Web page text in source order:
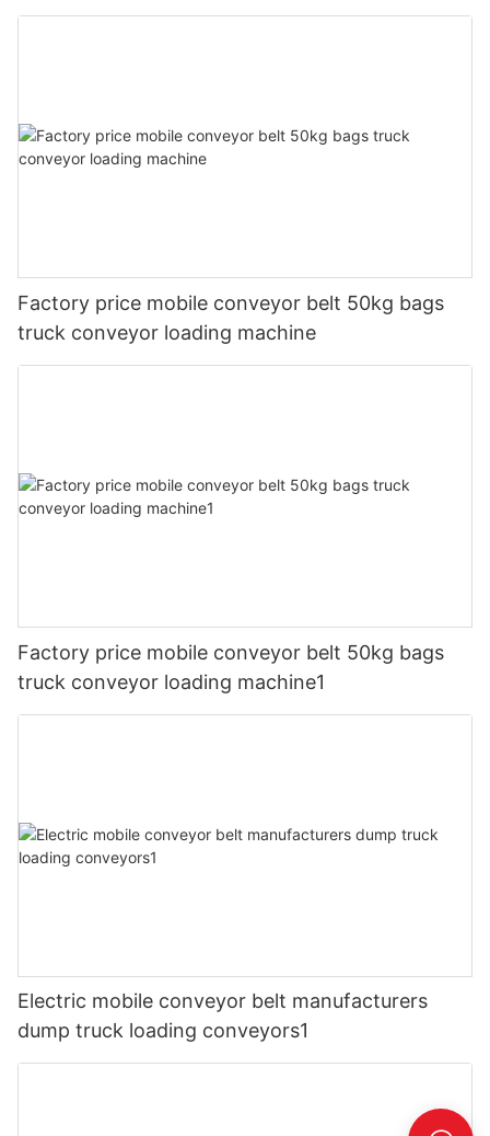
Factory price mobile conveyor belt 50kg bags
truck conveyor loading machine
Factory price mobile conveyor belt 50kg bags
truck conveyor loading machine1
Electric mobile conveyor belt manufacturers
dump truck loading conveyors1